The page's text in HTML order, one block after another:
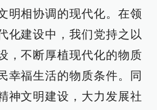
明相协调的现代化。在领
化建设中，我们党持之以
，不断厚植现代化的物质
幸福生活的物质条件。同
神文明建设，大力发展社